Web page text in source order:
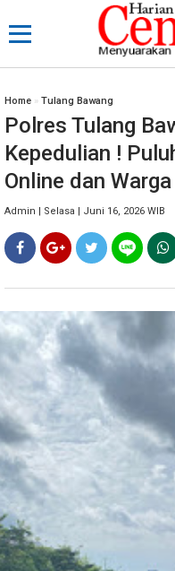
Home » Tulang Bawang
Polres Tulang
Kepedulian !
Online dan
Admin | Selasa | Juni 16, 2026 WIB